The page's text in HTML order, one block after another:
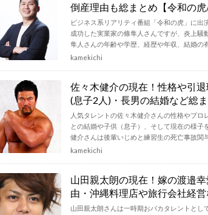
倒産理由も総まとめ【令和の虎
ビジネス系リアリティ番組「令和の虎」に出
成功した実業家の條隼人さんですが、炎上騒
隼人さんの年齢や学歴、経歴や年収、結婚の
kamekichi
佐々木健介の現在！性格や引
(息子2人)・長男の結婚など総
人気タレントの佐々木健介さんの性格やプロ
との結婚や子供（息子）、そして現在の様子
健介さんは後輩いじめと練習生の死亡事故関
kamekichi
山田親太朗の現在！嫁の渡邉
由・沖縄料理店や旅行会社経
山田親太朗さんは一時期おバカタレントとし